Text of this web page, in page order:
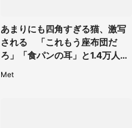
あまりにも四角すぎる猫、激写
される 「これもう座布団だ
ろ」「食パンの耳」と1.4万人困
Met